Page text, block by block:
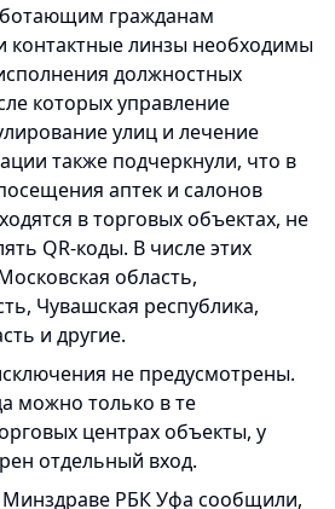
гражданам
контактные линзы необходимы
должностных
которых управление
улиц и лечение
также подчеркнули, что в
аптек и салонов
в торговых объектах, не
QR-коды. В числе этих
область,
Чувашская республика,
и другие.
не предусмотрены.
можно только в те
центрах объекты, у
отдельный вход.
Минздраве РБК Уфа сообщили,